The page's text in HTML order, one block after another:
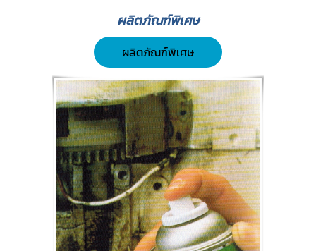
ผลิตภัณฑ์พิเศษ
ผลิตภัณฑ์พิเศษ